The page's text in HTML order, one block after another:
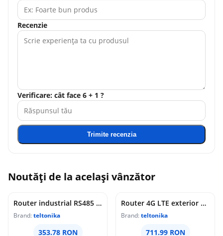
Recenzie
Verificare: cât face 6 + 1 ?
Trimite recenzia
Noutăți de la același vânzător
Router industrial RS485 Teltonika RUT145, WiFi 4, 2x porturi Ethernet 10/100 Mbps, 1x RP-SMA, PoE pasiv, maganement de la distanta, montaj sina DIN
Brand:teltonika
353.78 RON
Router 4G LTE exterior Teltonika OTD144, WiFi, Cat 4, 150 Mbps, 2x porturi Ethernet, dual SIM, PoE, management de la distanta
Brand:teltonika
711.99 RON